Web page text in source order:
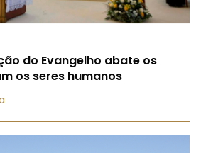
do Evangelho abate os
os seres humanos